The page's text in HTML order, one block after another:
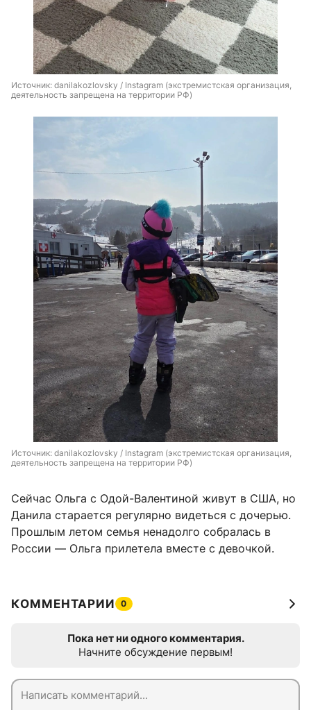
Источник: danilakozlovsky / Instagram (экстремистская организация,
деятельность запрещена на территории РФ)
Источник: danilakozlovsky / Instagram (экстремистская организация,
деятельность запрещена на территории РФ)
Сейчас Ольга с Одой-Валентиной живут в США, но
Данила старается регулярно видеться с дочерью.
Прошлым летом семья ненадолго собралась в
России — Ольга прилетела вместе с девочкой.
КОММЕНТАРИИ 0
Пока нет ни одного комментария.
Начните обсуждение первым!